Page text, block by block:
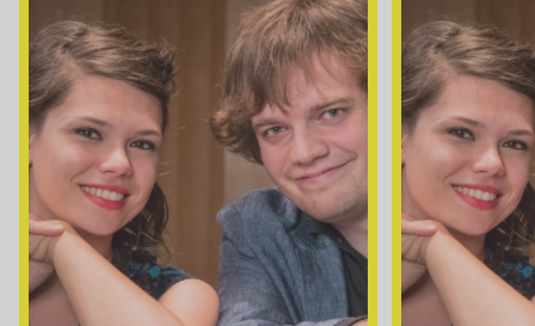
Théâtre Marcellin-Champagnat
Promotions
Josiane Aubuchon
• En promenade
9 septembre 2026• 19 h 30
Rodage
Bon Enfant
• Demande spéciale